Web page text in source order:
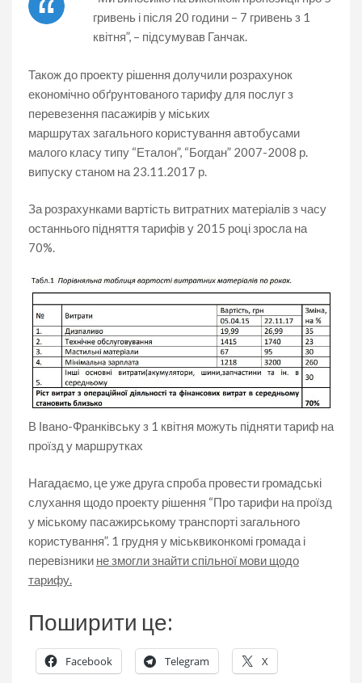
гривень і після 20 години – 7 гривень з 1
квітня”, – підсумував Ганчак.
Також до проекту рішення долучили розрахунок
економічно обґрунтованого тарифу для послуг з
перевезення пасажирів у міських
маршрутах загального користування автобусами
малого класу типу “Еталон”, “Богдан” 2007-2008 р.
випуску станом на 23.11.2017 р.
За розрахунками вартість витратних матеріалів з часу
останнього підняття тарифів у 2015 році зросла на
70%.
В Івано-Франківську з 1 квітня можуть підняти тариф на
проїзд у маршрутках
Нагадаємо, це уже друга спроба провести громадські
слухання щодо проекту рішення “Про тарифи на проїзд
у міському пасажирському транспорті загального
користування”. 1 грудня у міськвиконкомі громада і
перевізники не змогли знайти спільної мови щодо
тарифу.
Поширити це:
Facebook Telegram X